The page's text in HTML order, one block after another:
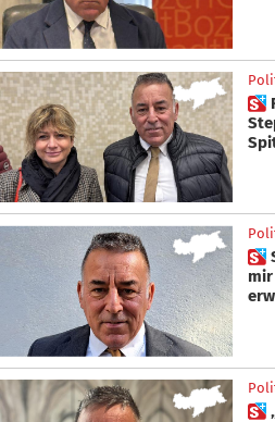
 Rückzug vom Rückzug:
 Stephan Konder: „Hätte